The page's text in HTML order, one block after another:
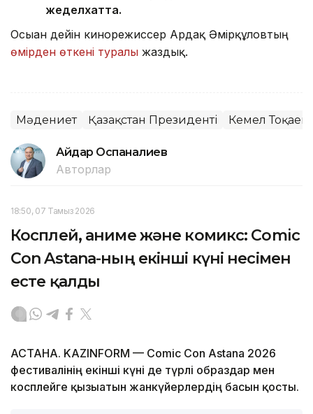
жеделхатта.
Осыған дейін кинорежиссер Ардақ Әмірқұловтың
өмірден өткені туралы жаздық.
Мәдениет Қазақстан Президенті Кемел Тоқаев
Айдар Оспаналиев
Авторлар
18:50, 07 Тамыз 2026
Косплей, аниме және комикс: Comic
Con Astana-ның екінші күні несімен
есте қалды
АСТАНА. KAZINFORM — Comic Con Astana 2026
фестивалінің екінші күні де түрлі образдар мен
косплейге қызығатын жанкүйерлердің басын қосты.